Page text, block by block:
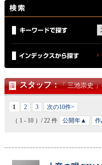
スタッフ：「 三池崇史
1 2 3
次の10件>
（ 1 - 10 ）/ 22 件
公開年▲